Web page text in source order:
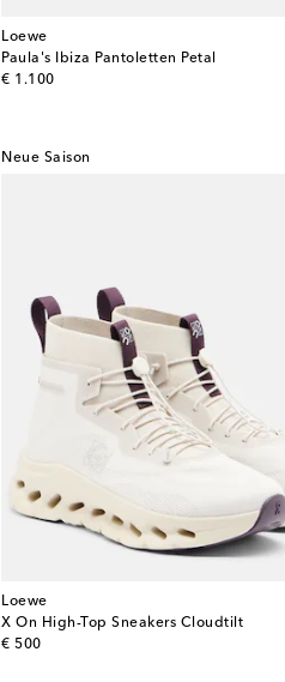
Loewe
Paula's Ibiza Pantoletten Petal
€ 1.100
original price
Neue Saison
Loewe
X On High-Top Sneakers Cloudtilt
€ 500
original price